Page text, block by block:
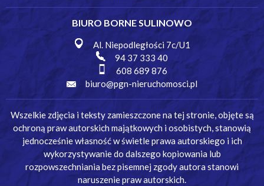
BIURO BORNE SULINOWO
Al. Niepodległości 7c/U1
94 37 333 40
608 689 876
biuro@pgn-nieruchomosci.pl
Wszelkie zdjęcia i teksty zamieszczone na tej stronie, objęte są
ochroną praw autorskich majątkowych i osobistych, stanowią
jednocześnie własność w świetle prawa autorskiego i ich
wykorzystywanie do dalszego kopiowania lub
rozpowszechniania bez pisemnej zgody autora stanowi
naruszenie praw autorskich.